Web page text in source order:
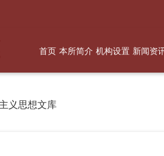
首页 本所简介 机构设置 新闻资
义思想文库